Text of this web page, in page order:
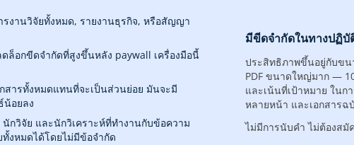
รงานวิจัยทั้งหมด, รายงานธุรกิจ, หรือสัญญา
ล็อกขีดจำกัดที่สูงขึ้นหลัง paywall เครื่องมือนี้
สารทั้งหมดแทนที่จะเป็นส่วนย่อย มันจะมี
น้อยลง
กวิจัย และนักวิเคราะห์ที่ทำงานกับข้อความ
งหมดได้โดยไม่มีข้อจำกัด
มีขีดจำกัดในทางปฏิบั
ประสิทธิภาพขึ้นอยู่กับขน
PDF ขนาดใหญ่มาก —
และเน้นที่เป้าหมาย ในก
หลายหน้า และเอกสารฉ
ไม่มีการนับคำ ไม่ต้องสมั